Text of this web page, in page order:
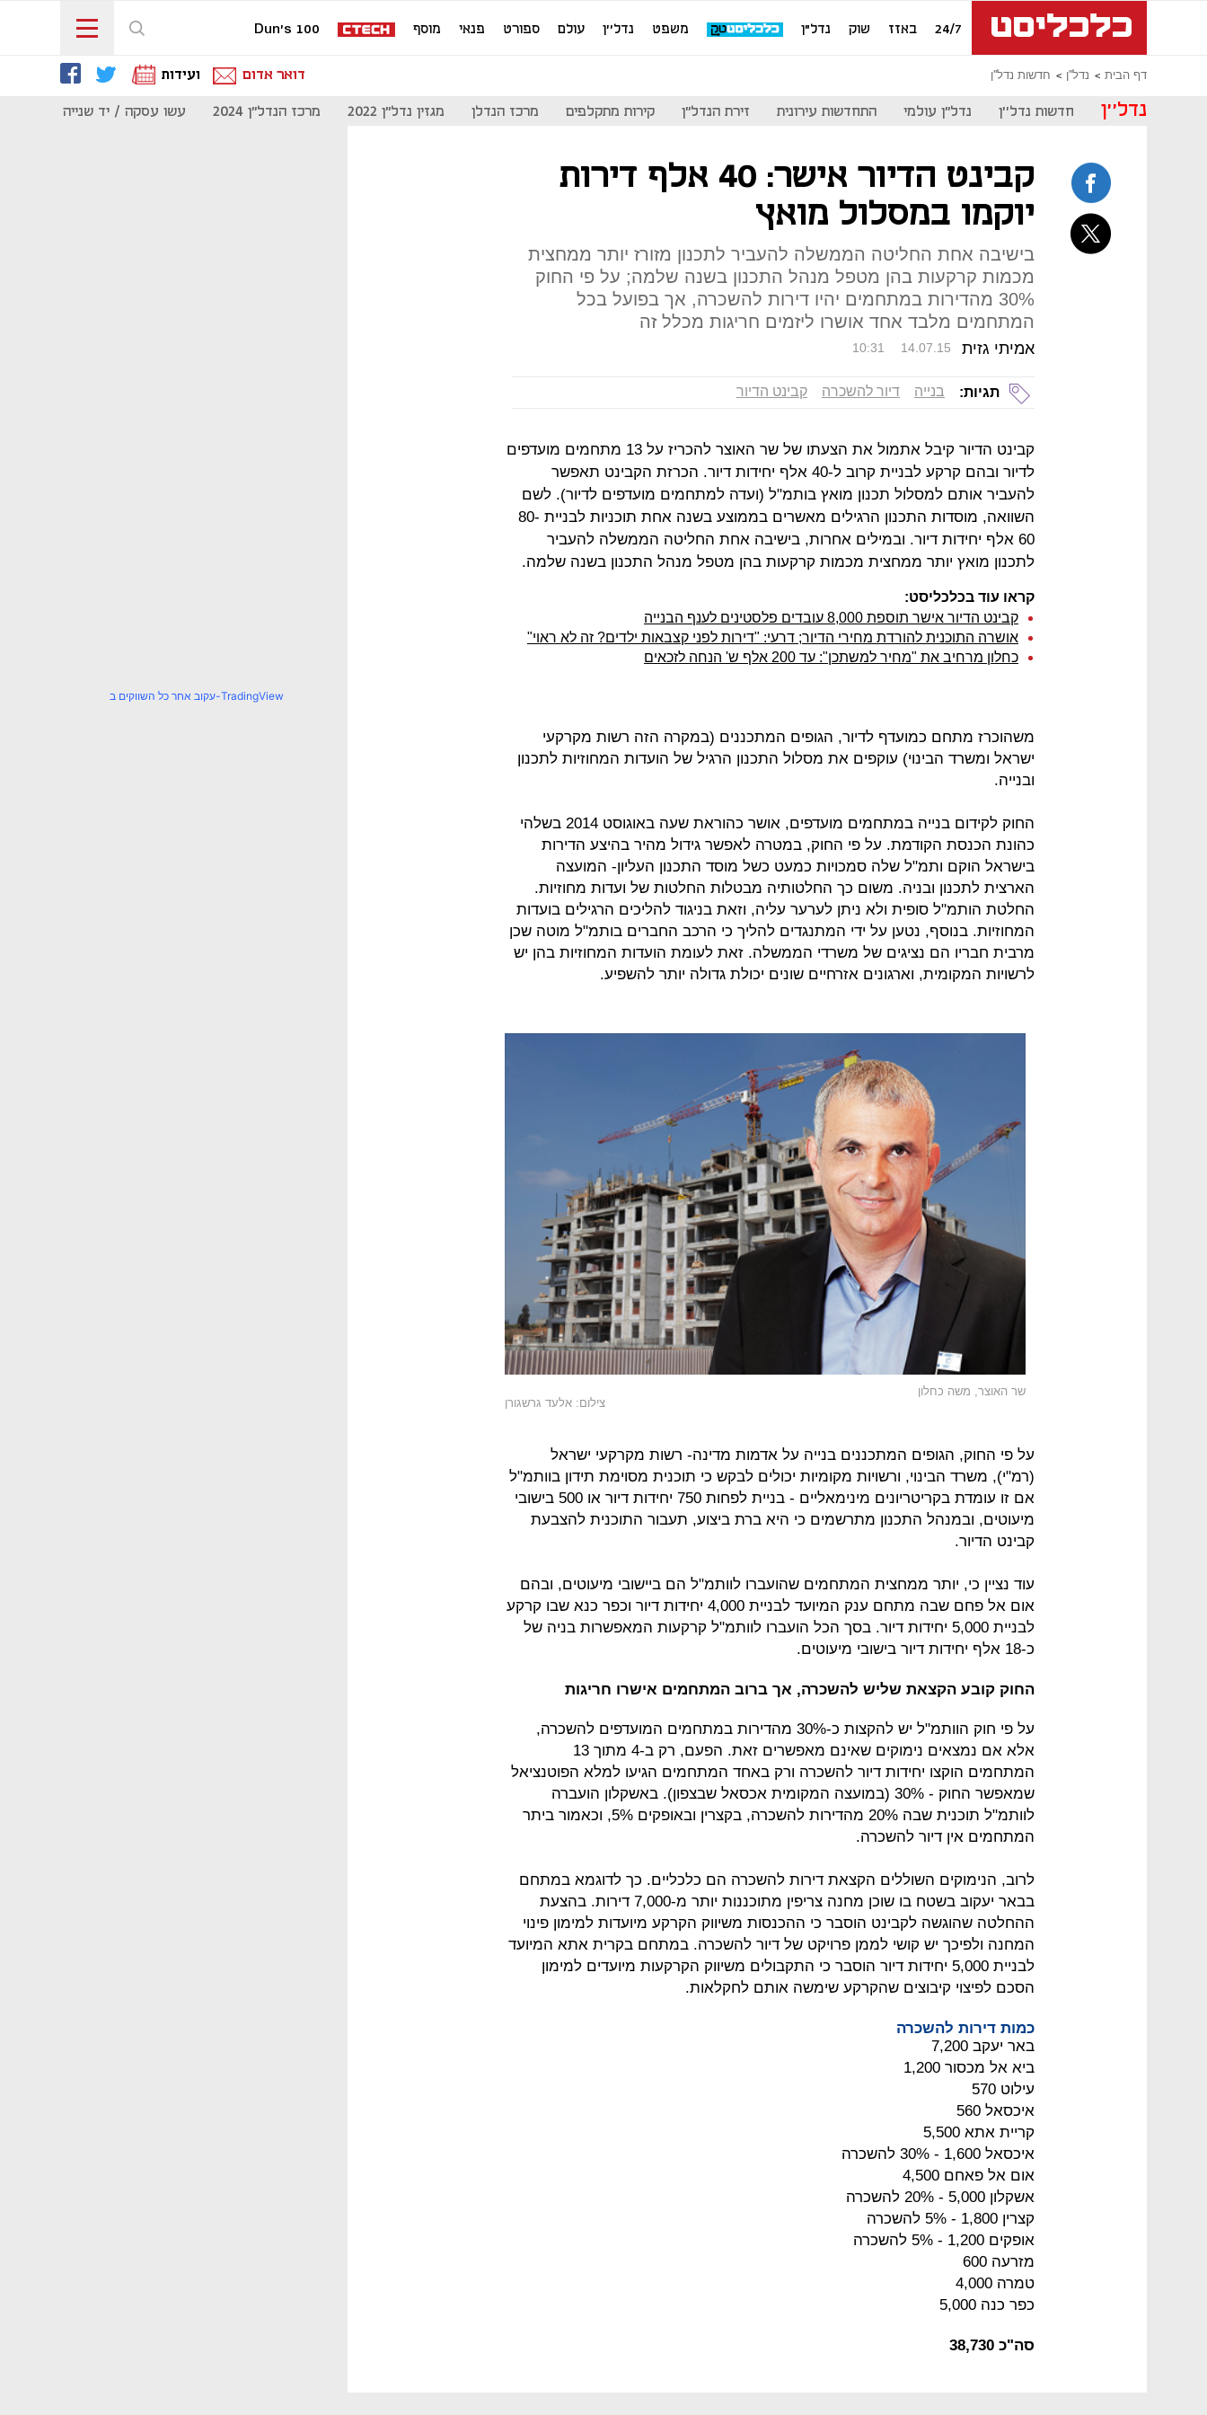
24/7 באזז שוק נדל"ן משפט נדל''ן עולם ספורט פנאי מוסף Dun's 100
דף הבית נדל''ן חדשות נדל''ן דואר אדום ועידות
נדל''ן חדשות נדל''ן נדל"ן עולמי התחדשות עירונית זירת הנדל"ן קירות מתקלפים מרכז הנדלן מגזין נדל"ן 2022 מרכז הנדל"ן 2024 עשו עסקה / יד שנייה
קבינט הדיור אישר: 40 אלף דירות
יוקמו במסלול מואץ
בישיבה אחת החליטה הממשלה להעביר לתכנון מזורז יותר ממחצית
מכמות קרקעות בהן מטפל מנהל התכנון בשנה שלמה; על פי החוק
30% מהדירות במתחמים יהיו דירות להשכרה, אך בפועל בכל
המתחמים מלבד אחד אושרו ליזמים חריגות מכלל זה
אמיתי גזית 10:31 14.07.15
תגיות: בנייה דיור להשכרה קבינט הדיור
קבינט הדיור קיבל אתמול את הצעתו של שר האוצר להכריז על 13 מתחמים מועדפים
לדיור ובהם קרקע לבניית קרוב ל-40 אלף יחידות דיור. הכרזת הקבינט תאפשר
להעביר אותם למסלול תכנון מואץ בותמ"ל (ועדה למתחמים מועדפים לדיור). לשם
השוואה, מוסדות התכנון הרגילים מאשרים בממוצע בשנה אחת תוכניות לבניית 80-
60 אלף יחידות דיור. ובמילים אחרות, בישיבה אחת החליטה הממשלה להעביר
לתכנון מואץ יותר ממחצית מכמות קרקעות בהן מטפל מנהל התכנון בשנה שלמה.
קראו עוד בכלכליסט:
קבינט הדיור אישר תוספת 8,000 עובדים פלסטינים לענף הבנייה
אושרה התוכנית להורדת מחירי הדיור; דרעי: "דירות לפני קצבאות ילדים? זה לא ראוי"
כחלון מרחיב את "מחיר למשתכן": עד 200 אלף ש' הנחה לזכאים
משהוכרז מתחם כמועדף לדיור, הגופים המתכננים (במקרה הזה רשות מקרקעי
ישראל ומשרד הבינוי) עוקפים את מסלול התכנון הרגיל של הועדות המחוזיות לתכנון
ובנייה.
החוק לקידום בנייה במתחמים מועדפים, אושר כהוראת שעה באוגוסט 2014 בשלהי
כהונת הכנסת הקודמת. על פי החוק, במטרה לאפשר גידול מהיר בהיצע הדירות
בישראל הוקם ותמ"ל שלה סמכויות כמעט כשל מוסד התכנון העליון- המועצה
הארצית לתכנון ובניה. משום כך החלטותיה מבטלות החלטות של ועדות מחוזיות.
החלטת הותמ"ל סופית ולא ניתן לערער עליה, וזאת בניגוד להליכים הרגילים בועדות
המחוזיות. בנוסף, נטען על ידי המתנגדים להליך כי הרכב החברים בותמ"ל מוטה שכן
מרבית חבריו הם נציגים של משרדי הממשלה. זאת לעומת הועדות המחוזיות בהן יש
לרשויות המקומית, וארגונים אזרחיים שונים יכולת גדולה יותר להשפיע.
שר האוצר, משה כחלון
צילום: אלעד גרשגורן
על פי החוק, הגופים המתכננים בנייה על אדמות מדינה- רשות מקרקעי ישראל
(רמ"י), משרד הבינוי, ורשויות מקומיות יכולים לבקש כי תוכנית מסוימת תידון בוותמ"ל
אם זו עומדת בקריטריונים מינימאליים - בניית לפחות 750 יחידות דיור או 500 בישובי
מיעוטים, ובמנהל התכנון מתרשמים כי היא ברת ביצוע, תעבור התוכנית להצבעת
קבינט הדיור.
עוד נציין כי, יותר ממחצית המתחמים שהועברו לוותמ"ל הם ביישובי מיעוטים, ובהם
אום אל פחם שבה מתחם ענק המיועד לבניית 4,000 יחידות דיור וכפר כנא שבו קרקע
לבניית 5,000 יחידות דיור. בסך הכל הועברו לוותמ"ל קרקעות המאפשרות בניה של
כ-18 אלף יחידות דיור בישובי מיעוטים.
החוק קובע הקצאת שליש להשכרה, אך ברוב המתחמים אישרו חריגות
על פי חוק הוותמ"ל יש להקצות כ-30% מהדירות במתחמים המועדפים להשכרה,
אלא אם נמצאים נימוקים שאינם מאפשרים זאת. הפעם, רק ב-4 מתוך 13
המתחמים הוקצו יחידות דיור להשכרה ורק באחד המתחמים הגיעו למלא הפוטנציאל
שמאפשר החוק - 30% (במועצה המקומית אכסאל שבצפון). באשקלון הועברה
לוותמ"ל תוכנית שבה 20% מהדירות להשכרה, בקצרין ובאופקים 5%, וכאמור ביתר
המתחמים אין דיור להשכרה.
לרוב, הנימוקים השוללים הקצאת דירות להשכרה הם כלכליים. כך לדוגמא במתחם
בבאר יעקוב בשטח בו שוכן מחנה צריפין מתוכננות יותר מ-7,000 דירות. בהצעת
ההחלטה שהוגשה לקבינט הוסבר כי ההכנסות משיווק הקרקע מיועדות למימון פינוי
המחנה ולפיכך יש קושי לממן פרויקט של דיור להשכרה. במתחם בקרית אתא המיועד
לבניית 5,000 יחידות דיור הוסבר כי התקבולים משיווק הקרקעות מיועדים למימון
הסכם לפיצוי קיבוצים שהקרקע שימשה אותם לחקלאות.
כמות דירות להשכרה
באר יעקב 7,200
ביא אל מכסור 1,200
עילוט 570
איכסאל 560
קריית אתא 5,500
איכסאל 1,600 - 30% להשכרה
אום אל פאחם 4,500
אשקלון 5,000 - 20% להשכרה
קצרין 1,800 - 5% להשכרה
אופקים 1,200 - 5% להשכרה
מזרעה 600
טמרה 4,000
כפר כנה 5,000
סה"כ 38,730
עקוב אחר כל השווקים ב-TradingView